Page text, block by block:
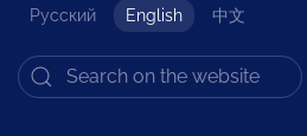
Русский English 中文